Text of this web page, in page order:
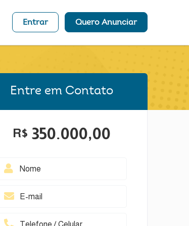
Entrar Quero Anunciar
Entre em Contato
R$ 350.000,00